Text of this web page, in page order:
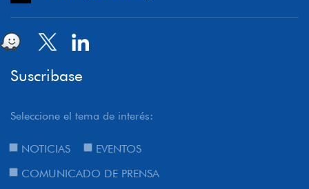
Suscribase
Seleccione el tema de interés:
NOTICIAS
EVENTOS
COMUNICADO DE PRENSA